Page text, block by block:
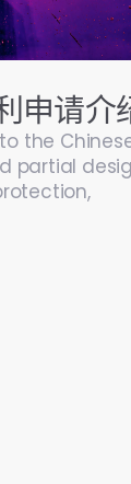
申请介
the
partial